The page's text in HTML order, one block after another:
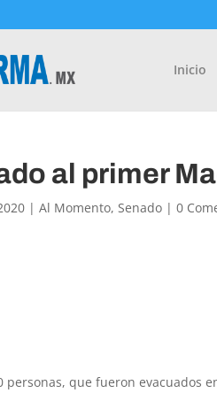
Inicio
al primer
|Al Momento,Senado |0
que fueron evacuados